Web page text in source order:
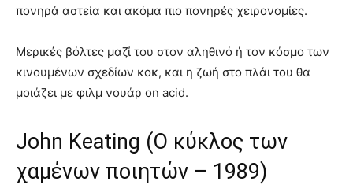
πονηρά αστεία και ακόμα πιο πονηρές χειρονομίες.
Μερικές βόλτες μαζί του στον αληθινό ή τον κόσμο των
κινουμένων σχεδίων κοκ, και η ζωή στο πλάι του θα
μοιάζει με φιλμ νουάρ on acid.
John Keating (Ο κύκλος των
χαμένων ποιητών – 1989)